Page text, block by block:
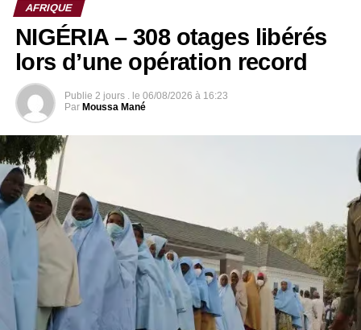
1996), aujourd’hui âgé de 91 ans, ainsi que Thomas Boni
Yayi (2006-2016).
Patrice Talon, qui a dirigé le pays de 2016 à 2026, rejoint
ainsi cette assemblée avant d’en prendre la présidence,
marquant un retour rapide aux responsabilités
institutionnelles.
Cette élection intervient dans un contexte de
recomposition institutionnelle au Bénin. Avec la création
du Sénat, les autorités entendent instaurer un nouvel
équilibre des pouvoirs et renforcer les mécanismes de
gouvernance.
AFRIQUE
NIGÉRIA – 308 otages libérés
lors d’une opération record
Publie 2 jours . le 06/08/2026 à 16:23
Par Moussa Mané